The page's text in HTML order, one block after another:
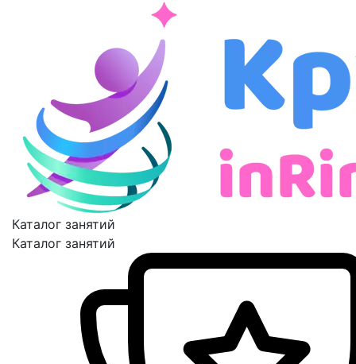
Каталог занятий
Каталог занятий